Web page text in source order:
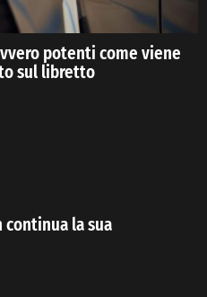
potenti come viene
sul libretto
continua la sua